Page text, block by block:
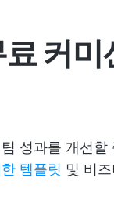
커
성과를 개선
템플릿 및 비